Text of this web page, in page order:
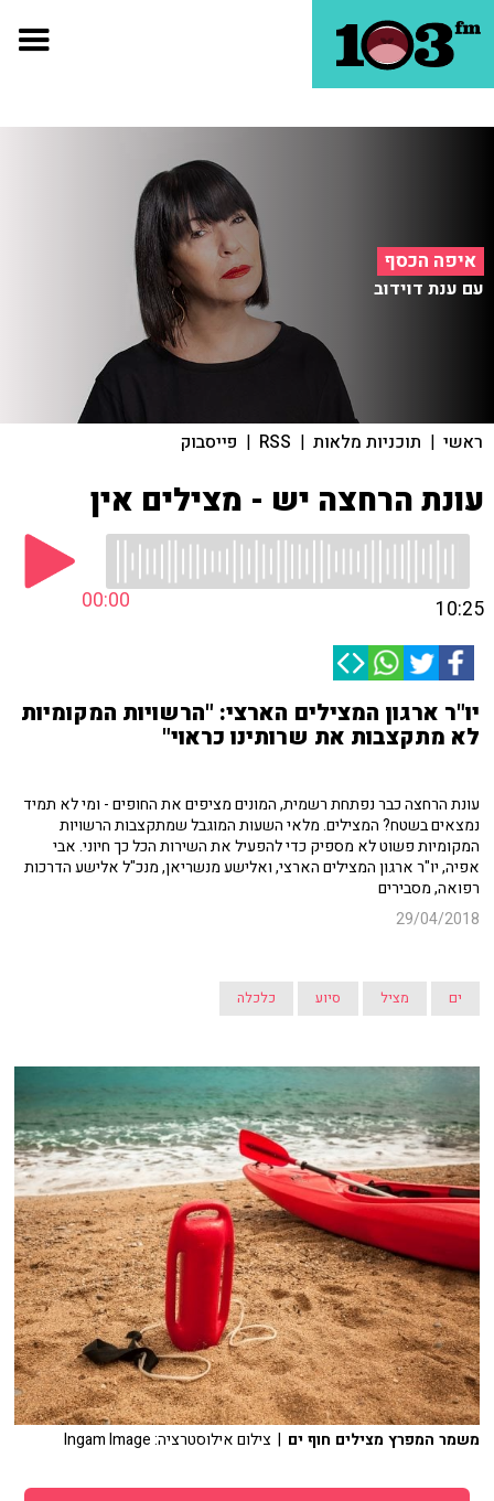
איפה הכסף
עם ענת דוידוב
ראשי | תוכניות מלאות |
RSS
| פייסבוק
עונת הרחצה יש - מצילים אין
00:00 10:25
יו"ר ארגון המצילים הארצי: "הרשויות המקומיות
לא מתקצבות את שרותינו כראוי"
עונת הרחצה כבר נפתחת רשמית, המונים מציפים את החופים - ומי לא תמיד
נמצאים בשטח? המצילים. מלאי השעות המוגבל שמתקצבות הרשויות
המקומיות פשוט לא מספיק כדי להפעיל את השירות הכל כך חיוני. אבי
אפיה, יו"ר ארגון המצילים הארצי, ואלישע מנשריאן, מנכ"ל אלישע הדרכות
רפואה, מסבירים
29/04/2018
ים מציל סיוע כלכלה
משמר המפרץ מצילים חוף ים | צילום אילוסטרציה: Ingam Image